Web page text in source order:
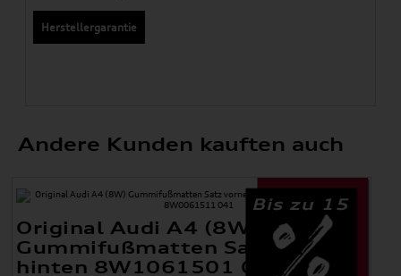
Herstellergarantie
Andere Kunden kauften auch
Bis zu 15
Original Audi A4 (8W)
Gummifußmatten Satz vorne +
hinten 8W1061501 041 +